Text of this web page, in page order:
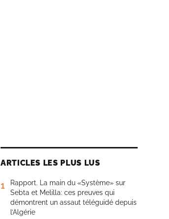
ARTICLES LES PLUS LUS
1
Rapport. La main du «Système» sur
Sebta et Melilla: ces preuves qui
démontrent un assaut téléguidé depuis
l’Algérie